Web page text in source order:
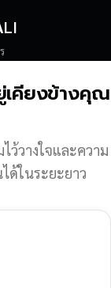
คียงข้างคุณ
ว้วางใจและความ
ด้ในระยะยาว